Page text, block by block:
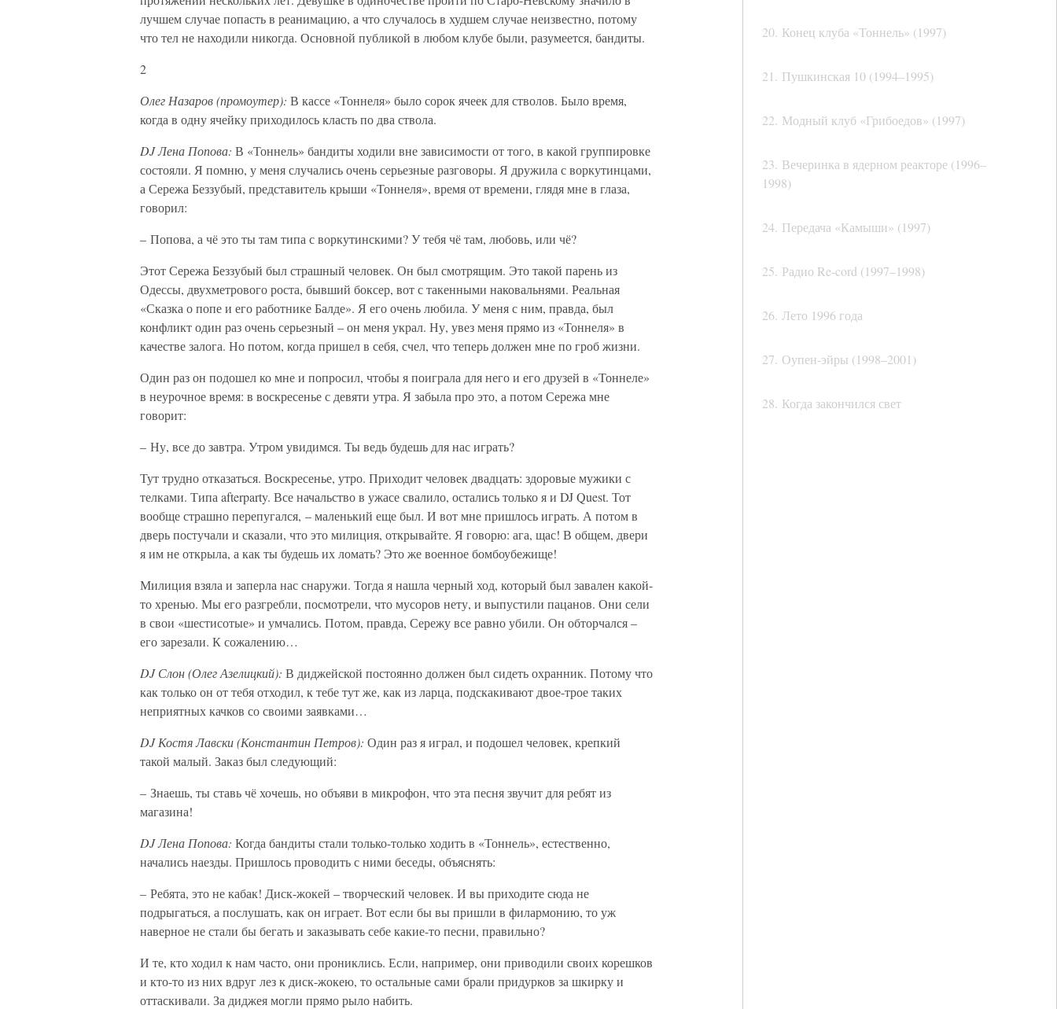
20. Конец клуба «Тоннель» (1997)
21. Пушкинская 10 (1994–1995)
22. Модный клуб «Грибоедов» (1997)
23. Вечеринка в ядерном реакторе (1996–
1998)
24. Передача «Камыши» (1997)
25. Радио Re-cord (1997–1998)
26. Лето 1996 года
27. Оупен-эйры (1998–2001)
28. Когда закончился свет
лучшем случае попасть в реанимацию, а что случалось в худшем случае неизвестно, потому
что тел не находили никогда. Основной публикой в любом клубе были, разумеется, бандиты.
2
Олег Назаров (промоутер): В кассе «Тоннеля» было сорок ячеек для стволов. Было время,
когда в одну ячейку приходилось класть по два ствола.
DJ Лена Попова: В «Тоннель» бандиты ходили вне зависимости от того, в какой группировке
состояли. Я помню, у меня случались очень серьезные разговоры. Я дружила с воркутинцами,
а Сережа Беззубый, представитель крыши «Тоннеля», время от времени, глядя мне в глаза,
говорил:
– Попова, а чё это ты там типа с воркутинскими? У тебя чё там, любовь, или чё?
Этот Сережа Беззубый был страшный человек. Он был смотрящим. Это такой парень из
Одессы, двухметрового роста, бывший боксер, вот с такенными наковальнями. Реальная
«Сказка о попе и его работнике Балде». Я его очень любила. У меня с ним, правда, был
конфликт один раз очень серьезный – он меня украл. Ну, увез меня прямо из «Тоннеля» в
качестве залога. Но потом, когда пришел в себя, счел, что теперь должен мне по гроб жизни.
Один раз он подошел ко мне и попросил, чтобы я поиграла для него и его друзей в «Тоннеле»
в неурочное время: в воскресенье с девяти утра. Я забыла про это, а потом Сережа мне
говорит:
– Ну, все до завтра. Утром увидимся. Ты ведь будешь для нас играть?
Тут трудно отказаться. Воскресенье, утро. Приходит человек двадцать: здоровые мужики с
телками. Типа afterparty. Все начальство в ужасе свалило, остались только я и DJ Quest. Тот
вообще страшно перепугался, – маленький еще был. И вот мне пришлось играть. А потом в
дверь постучали и сказали, что это милиция, открывайте. Я говорю: ага, щас! В общем, двери
я им не открыла, а как ты будешь их ломать? Это же военное бомбоубежище!
Милиция взяла и заперла нас снаружи. Тогда я нашла черный ход, который был завален какой-
то хренью. Мы его разгребли, посмотрели, что мусоров нету, и выпустили пацанов. Они сели
в свои «шестисотые» и умчались. Потом, правда, Сережу все равно убили. Он обторчался –
его зарезали. К сожалению…
DJ Слон (Олег Азелицкий): В диджейской постоянно должен был сидеть охранник. Потому что
как только он от тебя отходил, к тебе тут же, как из ларца, подскакивают двое-трое таких
неприятных качков со своими заявками…
DJ Костя Лавски (Константин Петров): Один раз я играл, и подошел человек, крепкий
такой малый. Заказ был следующий:
– Знаешь, ты ставь чё хочешь, но объяви в микрофон, что эта песня звучит для ребят из
магазина!
DJ Лена Попова: Когда бандиты стали только-только ходить в «Тоннель», естественно,
начались наезды. Пришлось проводить с ними беседы, объяснять:
– Ребята, это не кабак! Диск-жокей – творческий человек. И вы приходите сюда не
подрыгаться, а послушать, как он играет. Вот если бы вы пришли в филармонию, то уж
наверное не стали бы бегать и заказывать себе какие-то песни, правильно?
И те, кто ходил к нам часто, они прониклись. Если, например, они приводили своих корешков
и кто-то из них вдруг лез к диск-жокею, то остальные сами брали придурков за шкирку и
оттаскивали. За диджея могли прямо рыло набить.